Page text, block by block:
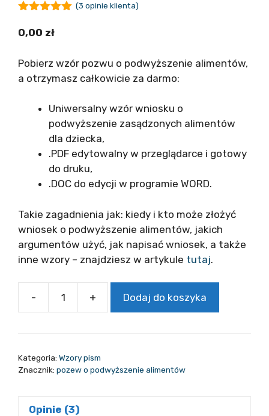
(3 opinie klienta)
0,00 zł
Pobierz wzór pozwu o podwyższenie alimentów,
a otrzymasz całkowicie za darmo:
Uniwersalny wzór wniosku o
podwyższenie zasądzonych alimentów
dla dziecka,
.PDF edytowalny w przeglądarce i gotowy
do druku,
.DOC do edycji w programie WORD.
Takie zagadnienia jak: kiedy i kto może złożyć
wniosek o podwyższenie alimentów, jakich
argumentów użyć, jak napisać wniosek, a także
inne wzory – znajdziesz w artykule tutaj.
-
ilość
o
alimentów
+ Dodaj do koszyka
Kategoria: Wzory pism
Znacznik: pozew o podwyższenie alimentów
Opinie (3)